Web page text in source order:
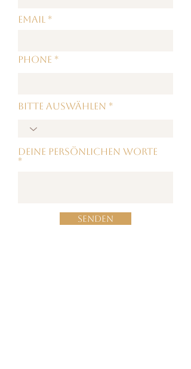
Email
Phone
Bitte auswählen
Deine persönlichen Worte
Senden